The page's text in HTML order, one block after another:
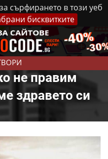
сърфирането в този уеб
бисквитките
Реклама Контакти
не правим
здравето си